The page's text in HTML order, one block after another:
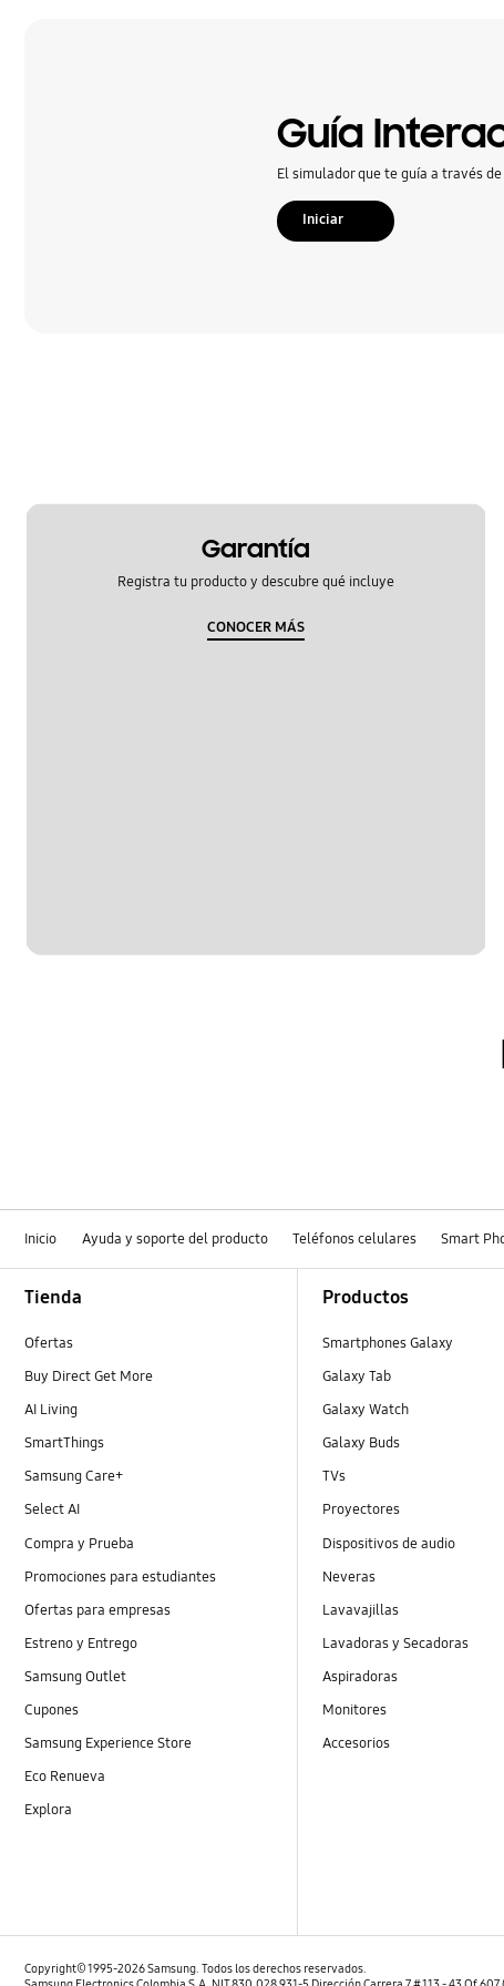
Guía
El simulador que te guía a través
Iniciar
Garantía
Registra tu producto y descubre qué incluye
CONOCER MÁS
Inicio Ayuda y soporte del producto Teléfonos celulares Smart
Tienda
Ofertas
Buy Direct Get More
AI Living
SmartThings
Samsung Care+
Select AI
Compra y Prueba
Promociones para estudiantes
Ofertas para empresas
Estreno y Entrego
Samsung Outlet
Cupones
Samsung Experience Store
Eco Renueva
Explora
Productos
Smartphones Galaxy
Galaxy Tab
Galaxy Watch
Galaxy Buds
TVs
Proyectores
Dispositivos de audio
Neveras
Lavavajillas
Lavadoras y Secadoras
Aspiradoras
Monitores
Accesorios
Copyright© 1995-2026 Samsung. Todos los derechos reservados.